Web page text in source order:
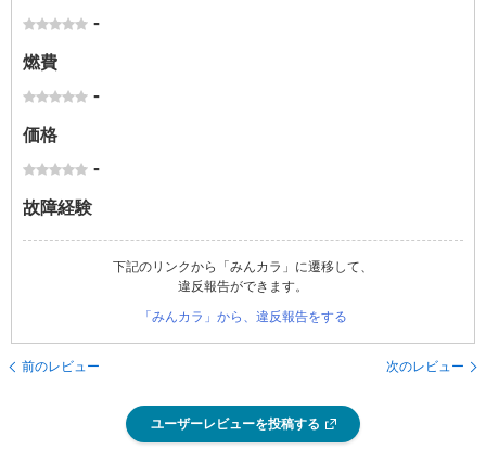
-
燃費
-
価格
-
故障経験
下記のリンクから「みんカラ」に遷移して、
違反報告ができます。
「みんカラ」から、違反報告をする
前のレビュー 次のレビュー
ユーザーレビューを投稿する